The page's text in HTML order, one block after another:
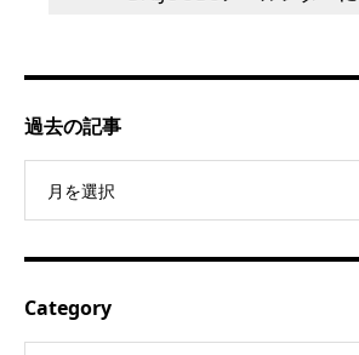
過去の記事
月を選択
Category